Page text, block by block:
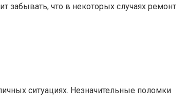
забывать, что в некоторых случаях ремонт
ситуациях. Незначительные поломки